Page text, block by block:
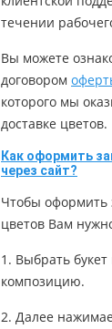
течении
Вы можете
договором
которого мы
доставке цветов.
Как оформить
через сайт?
Чтобы оформить
цветов Вам
1. Выбрать
композицию.
2. Далее